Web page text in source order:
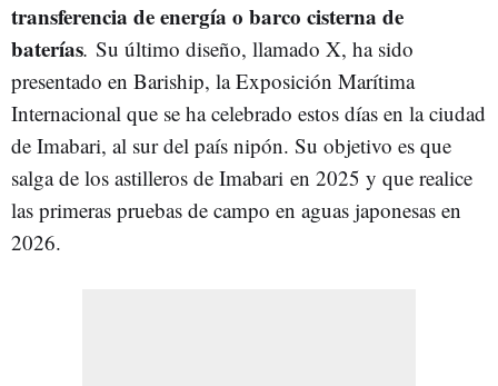
transferencia de energía o barco cisterna de
baterías. Su último diseño, llamado X, ha sido
presentado en Bariship, la Exposición Marítima
Internacional que se ha celebrado estos días en la ciudad
de Imabari, al sur del país nipón. Su objetivo es que
salga de los astilleros de Imabari en 2025 y que realice
las primeras pruebas de campo en aguas japonesas en
2026.